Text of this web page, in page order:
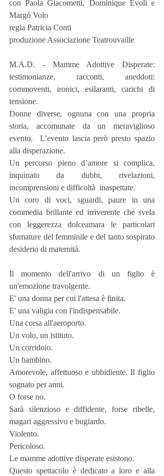
con Paola Giacometti, Dominique Evoli e
Margó Volo
regia Patricia Conti
produzione Associazione Teatrouvaille
M.A.D. - Mamme Adottive Disperate:
testimonianze, racconti, aneddoti:
commoventi, ironici, esilaranti, carichi di
tensione.
Donne diverse, ognuna con una propria
storia, accomunate da un meraviglioso
evento.  L’evento lascia però presto spazio
alla disperazione.
Un percorso pieno d’amore si complica,
inquinato da dubbi, rivelazioni,
incomprensioni e difficoltà  inaspettate.
Un coro di voci, sguardi, paure in una
commedia brillante ed irriverente che svela
con leggerezza dolceamara le particolari
sfumature del femminile e del tanto sospirato
desiderio di maternità.
Il momento dell'arrivo di un figlio è
un'emozione travolgente.
E' una donna per cui l'attesa è finita.
E' una valigia con l'indispensabile.
Una corsa all'aeroporto.
Un volo, un istituto.
Un corridoio.
Un bambino.
Amorevole, affettuoso e ubbidiente. Il figlio
sognato per anni.
O forse no.
Sarà silenzioso e diffidente, forse ribelle,
magari aggressivo e bugiardo.
Violento.
Pericoloso.
Le mamme adottive disperate esistono.
Questo spettacolo è dedicato a loro e alla